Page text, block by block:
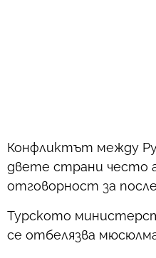
Конфликтът между
двете страни често
отговорност за
Турското
се отбелязва